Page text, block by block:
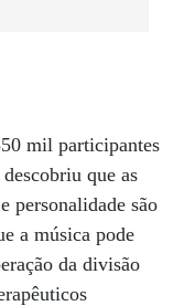
mil participantes
que as
personalidade são
a música pode
da divisão